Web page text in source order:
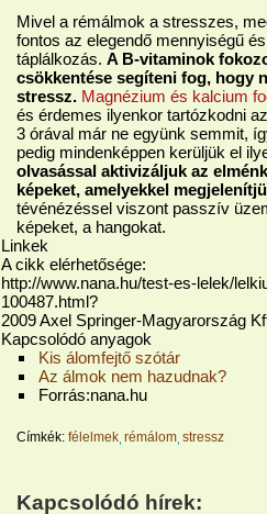
Mivel a rémálmok a stresszes,
fontos az elegendő mennyiségű
táplálkozás. A B-vitaminok
csökkentése segíteni fog, hogy
stressz. Magnézium és kalcium
és érdemes ilyenkor tartózkodni
3 órával már ne együnk semmit,
pedig mindenképpen kerüljük el
olvasással aktivizáljuk az
képeket, amelyekkel
tévénézéssel viszont passzív
képeket, a hangokat.
Linkek
A cikk elérhetősége:
http://www.nana.hu/test-es-lelek/
100487.html?
2009 Axel Springer-Magyarország
Kapcsolódó anyagok
Kis álomfejtő szótár
Az álmok nem hazudnak?
Forrás:nana.hu
Címkék: félelmek rémálom stressz
Kapcsolódó hírek: